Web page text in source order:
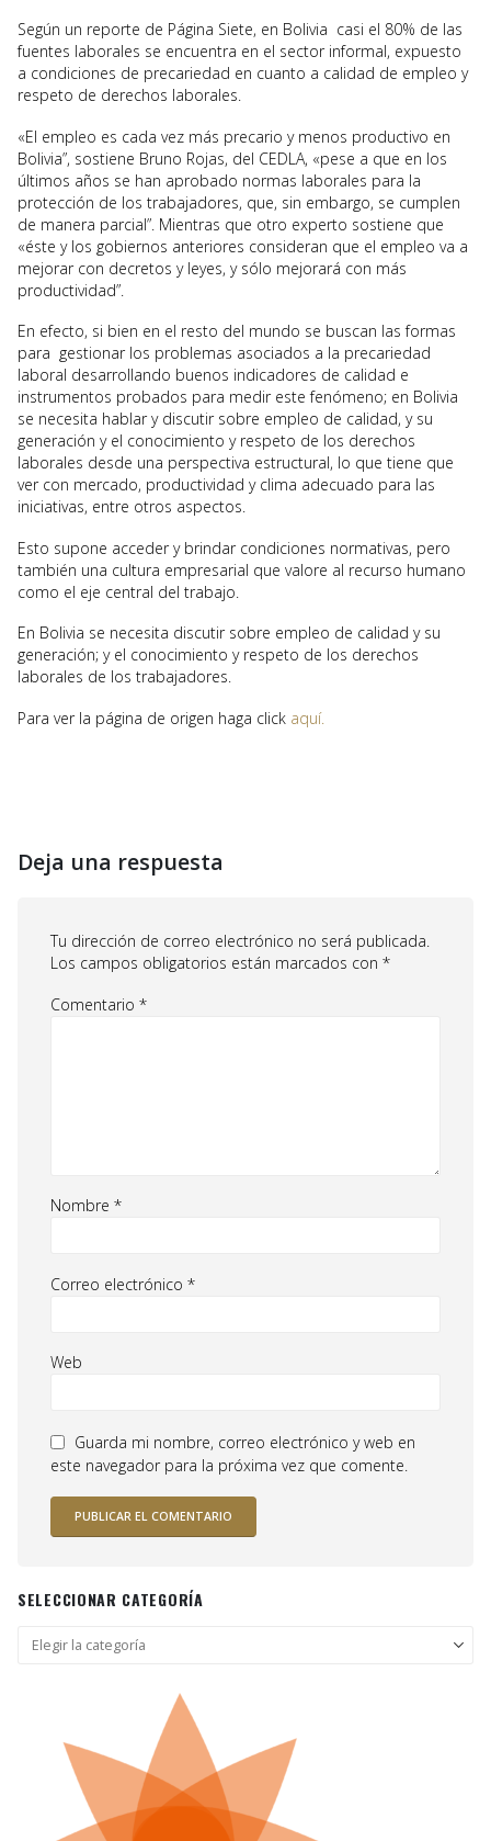
Según un reporte de Página Siete, en Bolivia casi el 80% de las
fuentes laborales se encuentra en el sector informal, expuesto
a condiciones de precariedad en cuanto a calidad de empleo y
respeto de derechos laborales.
«El empleo es cada vez más precario y menos productivo en
Bolivia”, sostiene Bruno Rojas, del CEDLA, «pese a que en los
últimos años se han aprobado normas laborales para la
protección de los trabajadores, que, sin embargo, se cumplen
de manera parcial”. Mientras que otro experto sostiene que
«éste y los gobiernos anteriores consideran que el empleo va a
mejorar con decretos y leyes, y sólo mejorará con más
productividad”.
En efecto, si bien en el resto del mundo se buscan las formas
para gestionar los problemas asociados a la precariedad
laboral desarrollando buenos indicadores de calidad e
instrumentos probados para medir este fenómeno; en Bolivia
se necesita hablar y discutir sobre empleo de calidad, y su
generación y el conocimiento y respeto de los derechos
laborales desde una perspectiva estructural, lo que tiene que
ver con mercado, productividad y clima adecuado para las
iniciativas, entre otros aspectos.
Esto supone acceder y brindar condiciones normativas, pero
también una cultura empresarial que valore al recurso humano
como el eje central del trabajo.
En Bolivia se necesita discutir sobre empleo de calidad y su
generación; y el conocimiento y respeto de los derechos
laborales de los trabajadores.
Para ver la página de origen haga click aquí.
Deja una respuesta
Tu dirección de correo electrónico no será publicada.
Los campos obligatorios están marcados con *
Comentario *
Nombre *
Correo electrónico *
Web
Guarda mi nombre, correo electrónico y web en
este navegador para la próxima vez que comente.
SELECCIONAR CATEGORÍA
Seleccionar
categoría